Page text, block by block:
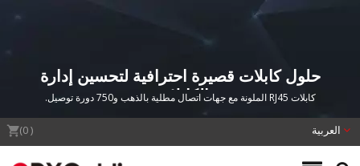
حلول كابلات قصيرة احترافية لتحسين إدارة
الكابلات.
كابلات RJ45 الملونة مع جهات اتصال مطلية بالذهب و750 دورة توصيل.
) العربية